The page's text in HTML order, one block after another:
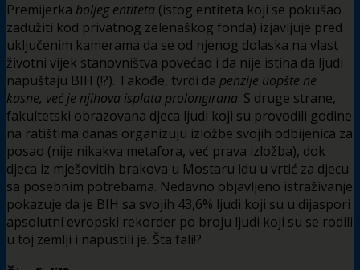
Premijerka boljeg entiteta (istog entiteta koji se pokušao
zadužiti kod privatnog zelenaškog fonda) izjavljuje pred
uključenim kamerama da se od njenog dolaska na vlast
životni vijek stanovništva povećao i da nije istina da ljudi
napuštaju BIH (!?). Takođe, tvrdi da penzije uopšte ne
kasne, već je njihova isplata prolongirana. S druge strane,
fakultetski obrazovana djeca ljudi koji su provodili godine
na ratištima danas organizuju izložbe svojih odbijenica za
posao (nije nikakva metafora, već prava izložba), dok
djeca iz mješovitih brakova u Mostaru idu u vrtić za djecu
sa posebnim potrebama. Nedavno objavljeno istraživanje
pokazuje da je BIH sa svojih 43,6% ljudi koji su u dijaspori
apsolutni evropski rekorder po broju ljudi koji su se rodili
u toj zemlji i napustili je. Šta fali!?